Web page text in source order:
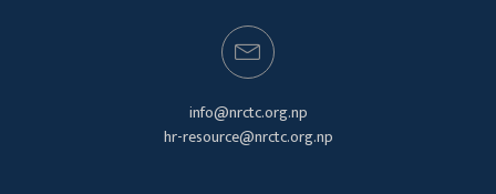
info@nrctc.org.np
hr-resource@nrctc.org.np